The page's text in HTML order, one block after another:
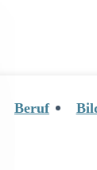
Beruf